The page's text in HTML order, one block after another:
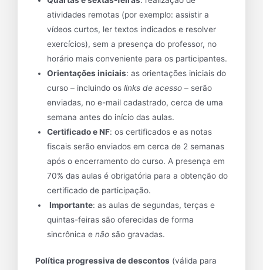
atividades remotas (por exemplo: assistir a
vídeos curtos, ler textos indicados e resolver
exercícios), sem a presença do professor, no
horário mais conveniente para os participantes.
Orientações iniciais: as orientações iniciais do
curso – incluindo os links de acesso – serão
enviadas, no e-mail cadastrado, cerca de uma
semana antes do início das aulas.
Certificado e NF: os certificados e as notas
fiscais serão enviados em cerca de 2 semanas
após o encerramento do curso. A presença em
70% das aulas é obrigatória para a obtenção do
certificado de participação.
Importante: as aulas de segundas, terças e
quintas-feiras são oferecidas de forma
sincrônica e não são gravadas.
Política progressiva de descontos (válida para